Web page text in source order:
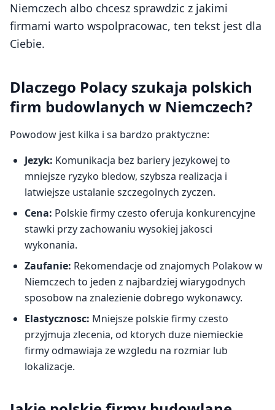
Niemczech albo chcesz sprawdzic z jakimi
firmami warto wspolpracowac, ten tekst jest dla
Ciebie.
Dlaczego Polacy szukaja polskich
firm budowlanych w Niemczech?
Powodow jest kilka i sa bardzo praktyczne:
Jezyk: Komunikacja bez bariery jezykowej to
mniejsze ryzyko bledow, szybsza realizacja i
latwiejsze ustalanie szczegolnych zyczen.
Cena: Polskie firmy czesto oferuja konkurencyjne
stawki przy zachowaniu wysokiej jakosci
wykonania.
Zaufanie: Rekomendacje od znajomych Polakow w
Niemczech to jeden z najbardziej wiarygodnych
sposobow na znalezienie dobrego wykonawcy.
Elastycznosc: Mniejsze polskie firmy czesto
przyjmuja zlecenia, od ktorych duze niemieckie
firmy odmawiaja ze wzgledu na rozmiar lub
lokalizacje.